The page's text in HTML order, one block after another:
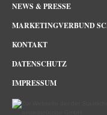
NEWS & PRESSE
MARKETINGVERBUND
KONTAKT
DATENSCHUTZ
IMPRESSUM